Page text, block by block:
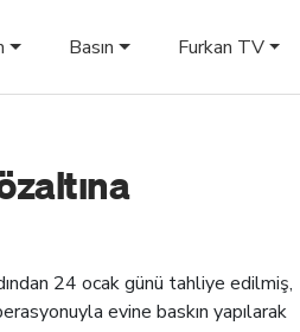
Basın Furkan TV
24 ocak günü tahliye edilmiş,
evine baskın yapılarak